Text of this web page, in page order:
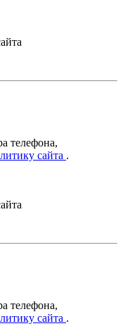
телефона,
сайта .
телефона,
сайта .